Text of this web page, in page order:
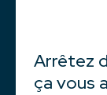
Arrêtez
ça vous